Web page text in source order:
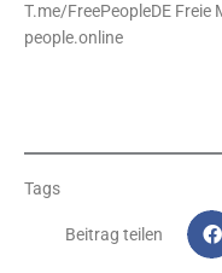
T.me/FreePeopleDE
people.online
Tags
Beitrag teilen